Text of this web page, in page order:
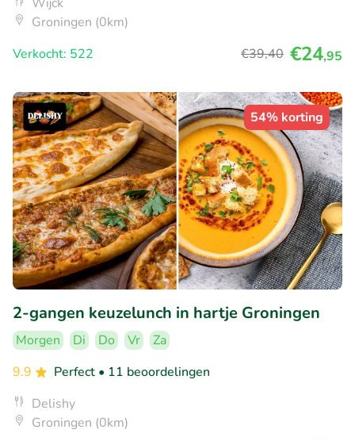
Groningen (0km)
Verkocht: 522
€39,40 €24,95
54% korting
2-gangen keuzelunch in hartje Groningen
Morgen Di Do Vr
Za
9.9
Perfect • 11 beoordelingen
Delishy
Groningen (0km)